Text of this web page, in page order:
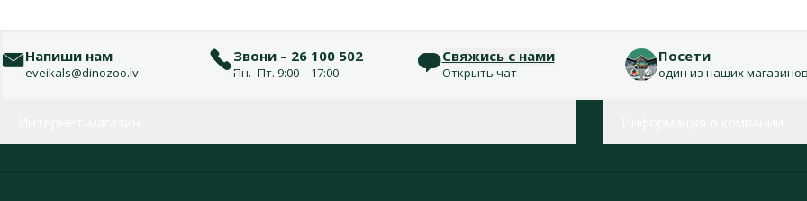
Напиши нам
eveikals@dinozoo.lv
Звони – 26 100 502
Пн.–Пт. 9:00 – 17:00
Свяжись с нами
Открыть чат
Посети
один из наших